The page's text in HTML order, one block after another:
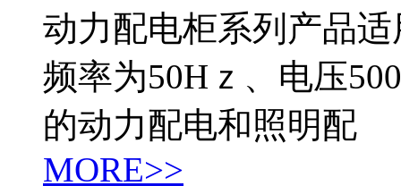
动力配电柜系列产品
频率为50Hｚ、电压
的动力配电和照明配
MORE>>